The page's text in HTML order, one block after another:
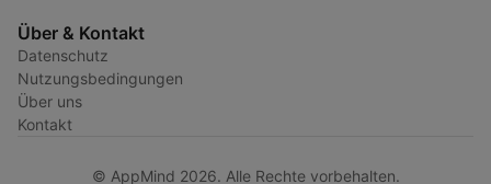
Über & Kontakt
Datenschutz
Nutzungsbedingungen
Über uns
Kontakt
© AppMind 2026. Alle Rechte vorbehalten.